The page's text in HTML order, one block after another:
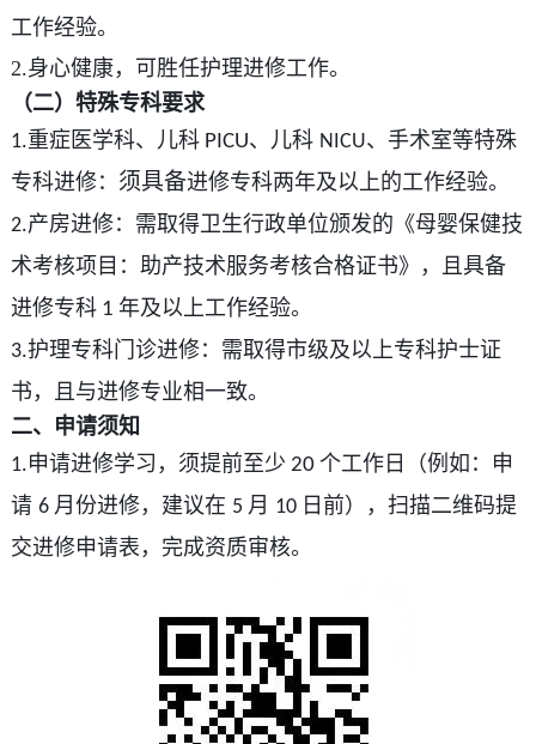
工作经验。
2.身心健康，可胜任护理进修工作。
（二）特殊专科要求
1.重症医学科、儿科PICU、儿科 NICU、手术室等特殊
专科进修： 须具备进修专科两年及以上的工作经验。
2.产房进修：需取得卫生行政单位颁发的《母婴保健技
术考核项目：助产技术服务考核合格证书》，且具备
进修专科1 年及以上工作经验。
3.护理专科门诊进修：需取得市级及以上专科护士证
书，且与进修专业相一致。
二、申请须知
1.申请进修学习，须提前至少 20 个工作日（例如：申
请 6 月份进修，建议在 5 月 10 日前），扫描二维码提
交进修申请表，完成资质审核。